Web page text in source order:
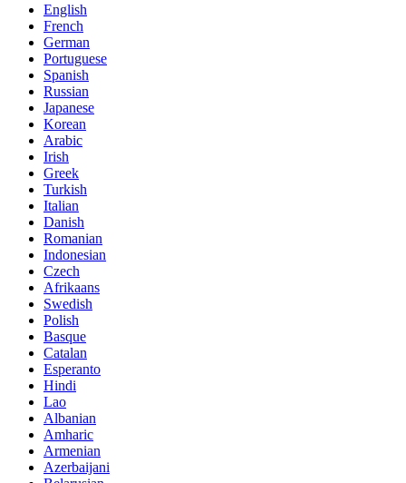
English
French
German
Portuguese
Spanish
Russian
Japanese
Korean
Arabic
Irish
Greek
Turkish
Italian
Danish
Romanian
Indonesian
Czech
Afrikaans
Swedish
Polish
Basque
Catalan
Esperanto
Hindi
Lao
Albanian
Amharic
Armenian
Azerbaijani